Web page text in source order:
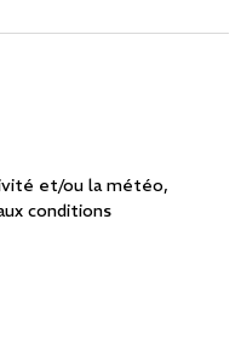
et/ou la météo
conditions